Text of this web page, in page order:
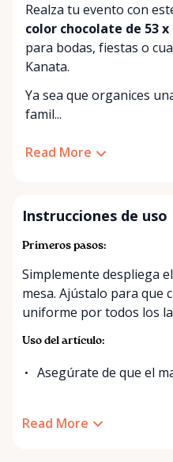
Realza tu evento con
color chocolate de 53 x
para bodas, fiestas o
Kanata.
Ya sea que organices
famil...
Read More
Instrucciones de uso
Primeros pasos:
Simplemente despliega
mesa. Ajústalo para que
uniforme por todos los
Uso del artículo:
Asegúrate de que el
Read More